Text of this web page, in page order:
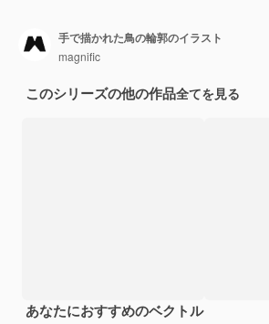
手で描かれた鳥の輪郭のイラスト
magnific
このシリーズの他の作品全てを見る
あなたにおすすめのベクトル